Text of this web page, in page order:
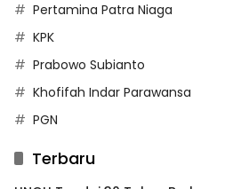
Pertamina Patra Niaga
KPK
Prabowo Subianto
Khofifah Indar Parawansa
PGN
Terbaru